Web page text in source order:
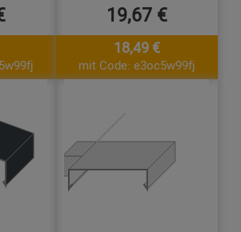
19,67 €
18,49 €
mit Code: e3oc5w99fj